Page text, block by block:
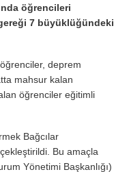
öğrencileri
7 büyüklüğündeki
deprem
mahsur kalan
öğrenciler eğitimli
Bağcılar
Bu amaçla
Yönetimi Başkanlığı)